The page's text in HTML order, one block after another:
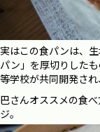
実はこの食パンは、
パン」を厚切りした
等学校が共同開発さ
巴さんオススメの食
ジ。